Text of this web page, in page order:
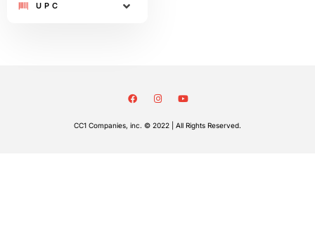
UPC
CC1 Companies, inc. © 2022 | All Rights Reserved.